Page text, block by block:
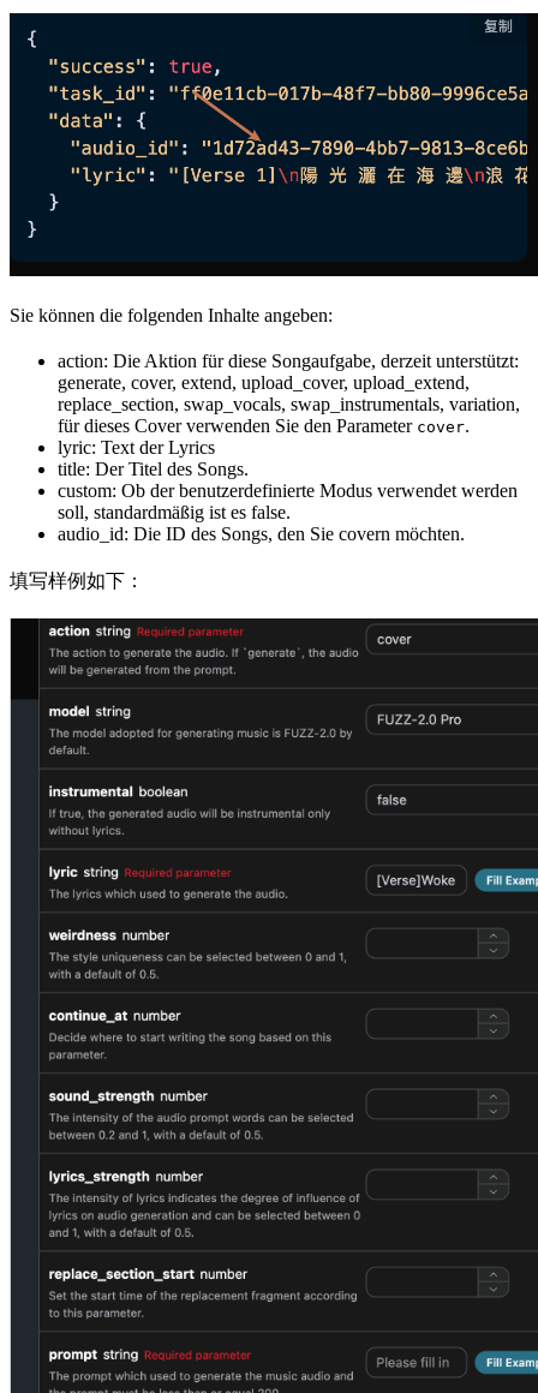
Sie können die folgenden Inhalte angeben:
action: Die Aktion für diese Songaufgabe, derzeit unterstützt:
generate, cover, extend, upload_cover, upload_extend,
replace_section, swap_vocals, swap_instrumentals, variation,
für dieses Cover verwenden Sie den Parameter cover.
lyric: Text der Lyrics
title: Der Titel des Songs.
custom: Ob der benutzerdefinierte Modus verwendet werden
soll, standardmäßig ist es false.
audio_id: Die ID des Songs, den Sie covern möchten.
填写样例如下：